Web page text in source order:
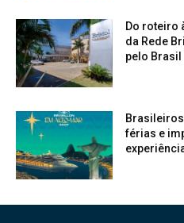
Do roteiro
da Rede
pelo Brasil
férias e